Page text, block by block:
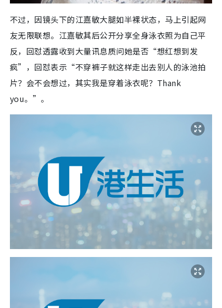
不过，因镜头下的江嘉敏大腿如半裸状态，马上引起网
友无限联想。 江嘉敏其后公开分享全身泳衣照为自己平
反，回怼透露收到大量讯息质问她是否“想红想到发
疯”，回怼表示“不穿裤子就这样走出去别人的泳池拍
片？会不会想过，其实我是穿着泳衣呢？Thank
you。”。